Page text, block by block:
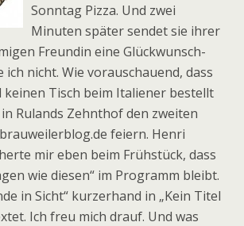
Sonntag Pizza. Und zwei
Minuten später sendet sie ihrer
Freundin eine Glückwunsch-
ich nicht. Wie vorauschauend, dass
keinen Tisch beim Italiener bestellt
Rulands Zehnthof den zweiten
feiern. Henri
mir eben beim Frühstück, dass
wie diesen“ im Programm bleibt.
in Sicht“ kurzerhand in „Kein Titel
Ich freu mich drauf. Und was